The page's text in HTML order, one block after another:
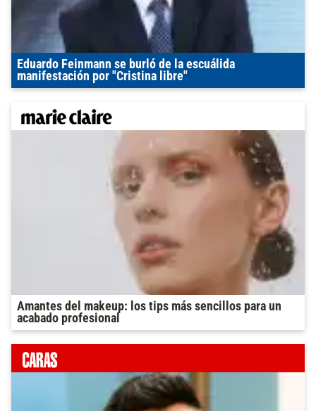
Eduardo Feinmann se burló de la escuálida
manifestación por "Cristina libre"
Amantes del makeup: los tips más sencillos para un
acabado profesional